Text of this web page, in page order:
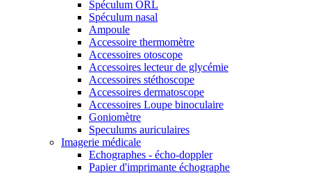
Spéculum ORL
Spéculum nasal
Ampoule
Accessoire thermomètre
Accessoires otoscope
Accessoires lecteur de glycémie
Accessoires stéthoscope
Accessoires dermatoscope
Accessoires Loupe binoculaire
Goniomètre
Speculums auriculaires
Imagerie médicale
Echographes - écho-doppler
Papier d'imprimante échographe